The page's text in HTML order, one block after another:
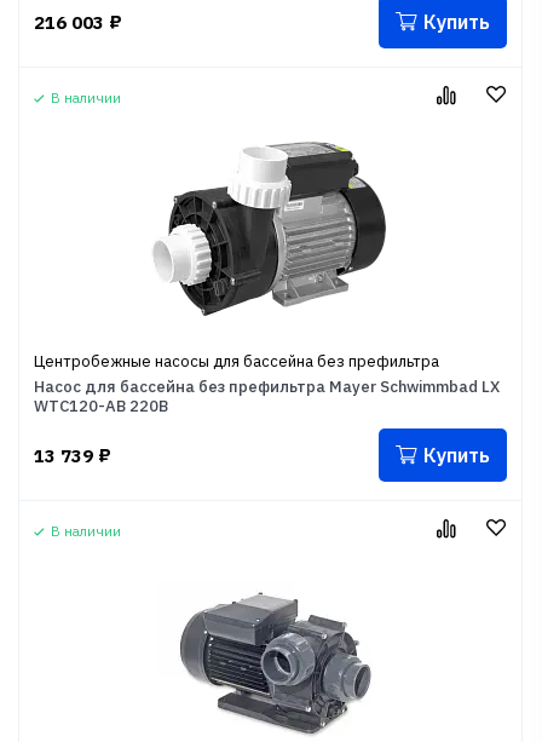
216 003 ₽ Купить
В наличии
Центробежные насосы для бассейна без префильтра
Насос для бассейна без префильтра Mayer Schwimmbad LX
WTC120-AB 220В
13 739 ₽ Купить
В наличии